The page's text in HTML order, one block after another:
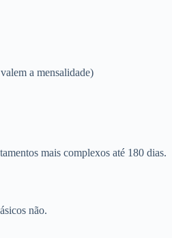
a mensalidade)
mais complexos até 180 dias.
não.